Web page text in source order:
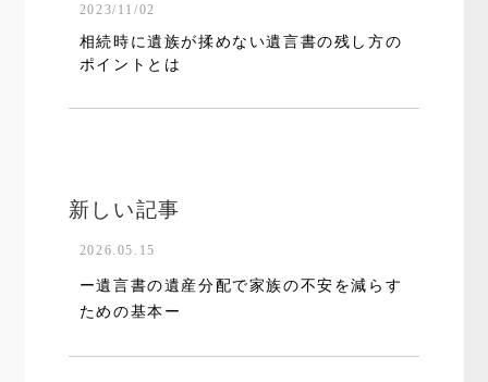
2023/11/02
相続時に遺族が揉めない遺言書の残し方の
ポイントとは
新しい記事
2026.05.15
ー遺言書の遺産分配で家族の不安を減らす
ための基本ー